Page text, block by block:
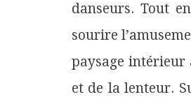
danseurs. Tout
sourire
paysage
et de la lenteur.